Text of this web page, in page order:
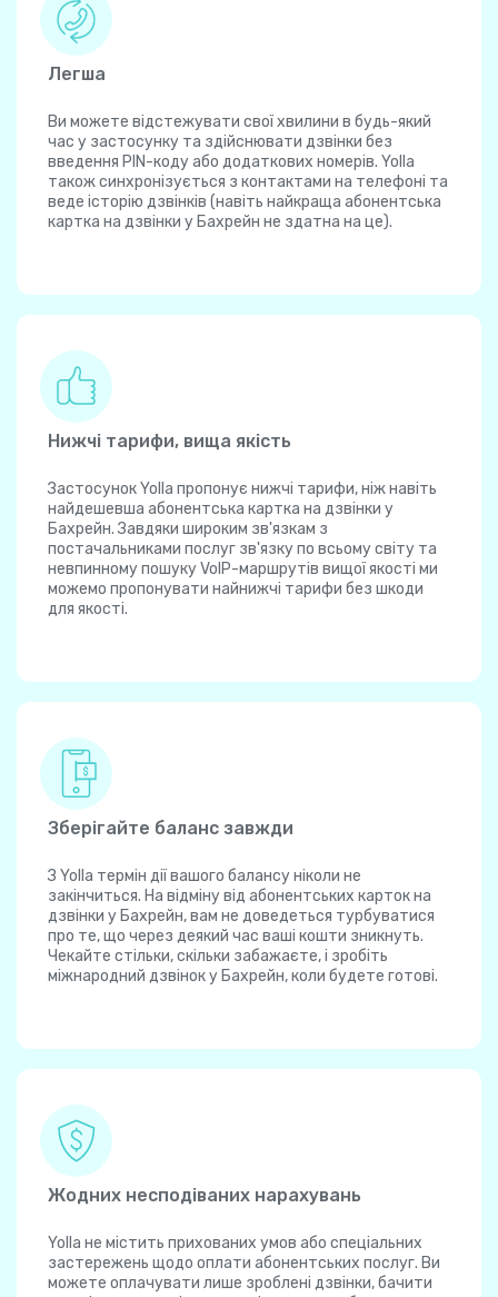
Легша
Ви можете відстежувати свої хвилини в будь-який
час у застосунку та здійснювати дзвінки без
введення PIN-коду або додаткових номерів. Yolla
також синхронізується з контактами на телефоні та
веде історію дзвінків (навіть найкраща абонентська
картка на дзвінки у Бахрейн не здатна на це).
Нижчі тарифи, вища якість
Застосунок Yolla пропонує нижчі тарифи, ніж навіть
найдешевша абонентська картка на дзвінки у
Бахрейн. Завдяки широким зв'язкам з
постачальниками послуг зв'язку по всьому світу та
невпинному пошуку VoIP-маршрутів вищої якості ми
можемо пропонувати найнижчі тарифи без шкоди
для якості.
Зберігайте баланс завжди
З Yolla термін дії вашого балансу ніколи не
закінчиться. На відміну від абонентських карток на
дзвінки у Бахрейн, вам не доведеться турбуватися
про те, що через деякий час ваші кошти зникнуть.
Чекайте стільки, скільки забажаєте, і зробіть
міжнародний дзвінок у Бахрейн, коли будете готові.
Жодних несподіваних нарахувань
Yolla не містить прихованих умов або спеціальних
застережень щодо оплати абонентських послуг. Ви
можете оплачувати лише зроблені дзвінки, бачити